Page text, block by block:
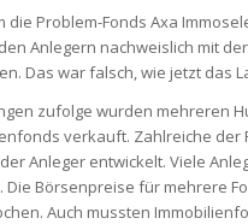
die Problem-Fonds Axa
Anlegern nachweislich mit
Das war falsch, wie jetzt das
zufolge wurden mehreren
verkauft. Zahlreiche der
Anleger entwickelt. Viele
Die Börsenpreise für mehrere
Auch mussten